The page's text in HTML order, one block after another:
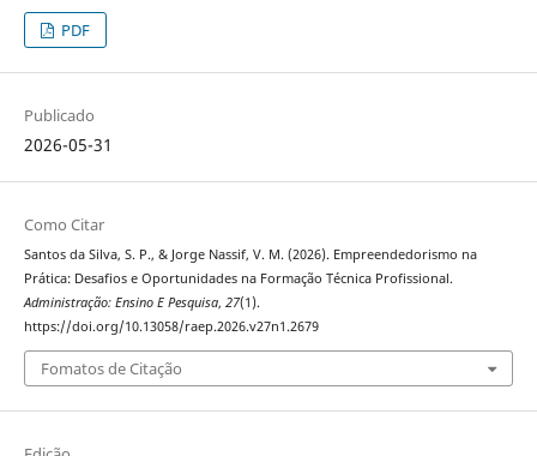
PDF
Publicado
2026-05-31
Como Citar
Santos da Silva, S. P., & Jorge Nassif, V. M. (2026). Empreendedorismo na
Prática: Desafios e Oportunidades na Formação Técnica Profissional.
Administração: Ensino E Pesquisa, 27(1).
https://doi.org/10.13058/raep.2026.v27n1.2679
Fomatos de Citação